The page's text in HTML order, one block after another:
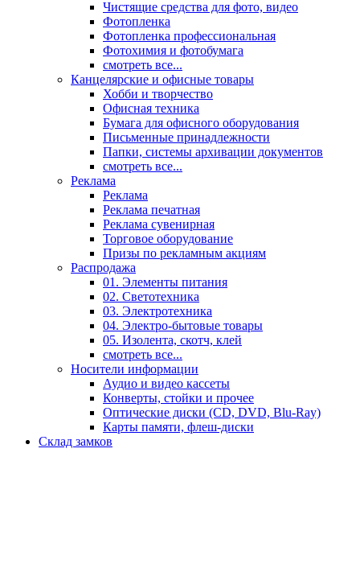
Чистящие средства для фото, видео
Фотопленка
Фотопленка профессиональная
Фотохимия и фотобумага
смотреть все...
Канцелярские и офисные товары
Хобби и творчество
Офисная техника
Бумага для офисного оборудования
Письменные принадлежности
Папки, системы архивации документов
смотреть все...
Реклама
Реклама
Реклама печатная
Реклама сувенирная
Торговое оборудование
Призы по рекламным акциям
Распродажа
01. Элементы питания
02. Светотехника
03. Электротехника
04. Электро-бытовые товары
05. Изолента, скотч, клей
смотреть все...
Носители информации
Аудио и видео кассеты
Конверты, стойки и прочее
Оптические диски (CD, DVD, Blu-Ray)
Карты памяти, флеш-диски
Склад замков